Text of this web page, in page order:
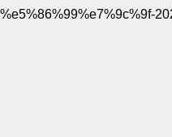
%e5%86%99%e7%9c%9f-